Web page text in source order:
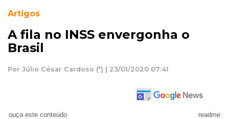
Artigos
A fila no INSS envergonha o
Brasil
Por Júlio César Cardoso (*) | 23/01/2020 07:41
ouça este conteúdo readme